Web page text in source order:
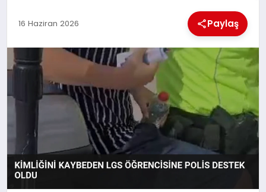
EKONOMI
MAGAZIN
SAĞLIK
SIYASET
SPOR
16 Haziran 2026 Paylaş